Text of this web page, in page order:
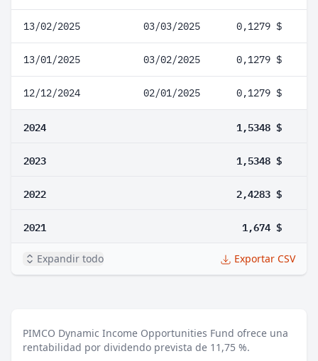
13/02/2025 03/03/2025 0,1279 $
13/01/2025 03/02/2025 0,1279 $
12/12/2024 02/01/2025 0,1279 $
2024 1,5348 $
2023 1,5348 $
2022 2,4283 $
2021 1,674 $
Expandir todo Exportar CSV
PIMCO Dynamic Income Opportunities Fund ofrece una
rentabilidad por dividendo prevista de 11,75 %.